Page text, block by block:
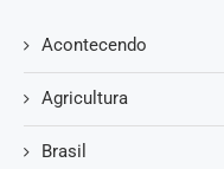
Acontecendo
Agricultura
Brasil